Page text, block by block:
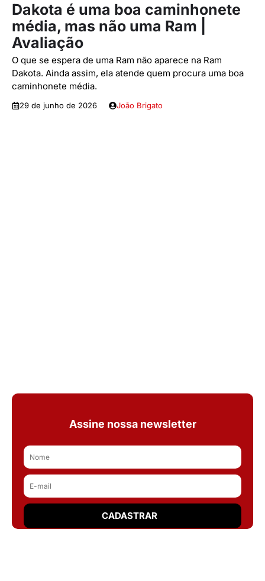
Dakota é uma boa caminhonete
média, mas não uma Ram |
Avaliação
O que se espera de uma Ram não aparece na Ram
Dakota. Ainda assim, ela atende quem procura uma boa
caminhonete média.
29 de junho de 2026 João Brigato
Assine nossa newsletter